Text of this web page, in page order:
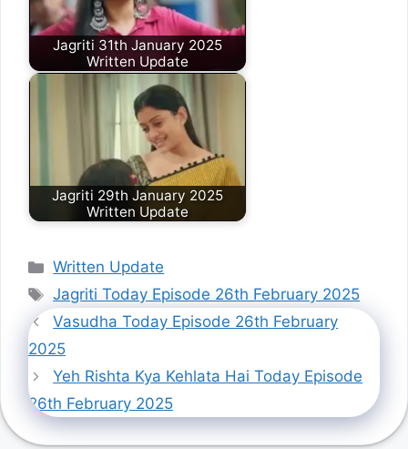
Jagriti 31th January 2025
Written Update
Jagriti 29th January 2025
Written Update
Categories
Written Update
Tags
Jagriti Today Episode 26th February 2025
Vasudha Today Episode 26th February
2025
Yeh Rishta Kya Kehlata Hai Today Episode
26th February 2025